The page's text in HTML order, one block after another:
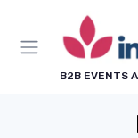
B2B EVENTS
Panneau de gestion